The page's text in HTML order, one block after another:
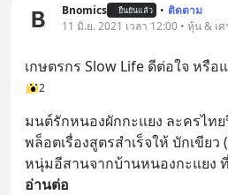
Bnomics ยืนยันแล้ว • ติดตาม
11 มิ.ย. 2021 เวลา 12:00 • หุ้น & เ
เกษตรกร Slow Life ดีต่อใจ หรือ
2
มนต์รักหนองผักกะแยง ละครไท
พล็อตเรื่องสูตรสำเร็จให้ บักเขีย
หนุ่มอีสานจากบ้านหนองกะแยง
อ่านต่อ